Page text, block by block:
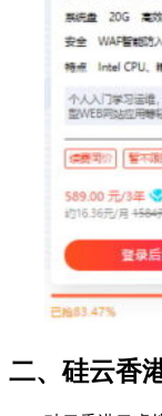
二、硅云香